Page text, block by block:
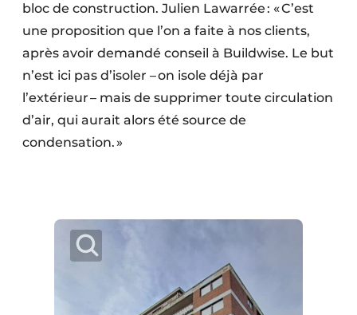
bloc de construction. Julien Lawarrée : « C’est
une proposition que l’on a faite à nos clients,
après avoir demandé conseil à Buildwise. Le but
n’est ici pas d’isoler – on isole déjà par
l’extérieur – mais de supprimer toute circulation
d’air, qui aurait alors été source de
condensation. »